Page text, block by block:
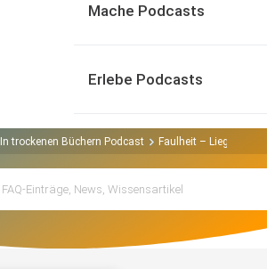
Mache Podcasts
Erlebe Podcasts
In trockenen Büchern Podcast Faulheit –